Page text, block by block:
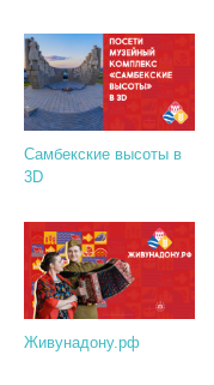
Самбекские высоты в
3D
Живунадону.рф